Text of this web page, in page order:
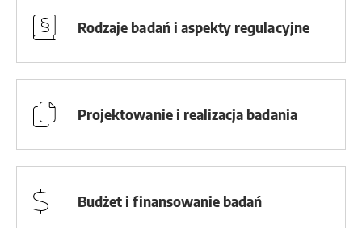
Rodzaje badań i aspekty regulacyjne
Projektowanie i realizacja badania
Budżet i finansowanie badań